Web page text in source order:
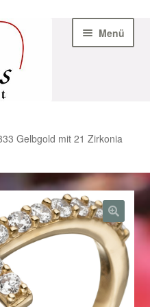
Menü
Gelbgold mit 21 Zirkonia